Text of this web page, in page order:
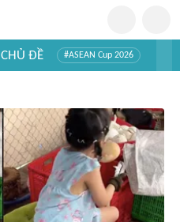
CHỦ ĐỀ #ASEAN Cup 2026